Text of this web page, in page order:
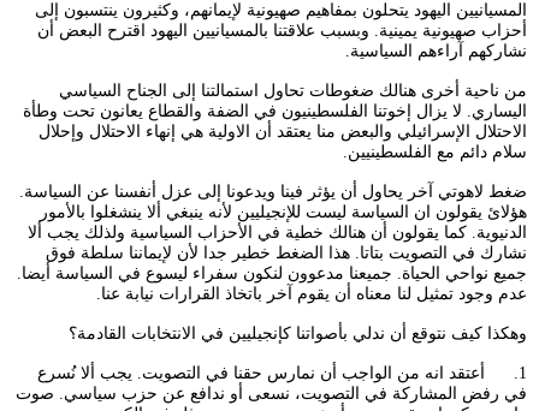
المسيانيين اليهود يتحلون بمفاهيم صهيونية لإيمانهم، وكثيرون ينتسبون إلى
أحزاب صهيونية يمينية. وبسبب علاقتنا بالمسيانيين اليهود اقترح البعض أن
نشاركهم آراءهم السياسية.
من ناحية أخرى هنالك ضغوطات تحاول استمالتنا إلى الجناح السياسي
اليساري. لا يزال إخوتنا الفلسطينيون في الضفة والقطاع يعانون تحت وطأة
الاحتلال الإسرائيلي والبعض منا يعتقد أن الاولية هي إنهاء الاحتلال وإحلال
سلام دائم مع الفلسطينيين.
ضغط لاهوتي آخر يحاول أن يؤثر فينا ويدعونا إلى عزل أنفسنا عن السياسة.
هؤلائ يقولون ان السياسة ليست للإنجيليين لأنه ينبغي ألا ينشغلوا بالأمور
الدنيوية. كما يقولون أن هنالك خطية في الأحزاب السياسية ولذلك يجب ألا
نشارك في التصويت بتاتا. هذا الضغط خطير جدا لأن لإيماننا سلطة فوق
جميع نواحي الحياة. جميعنا مدعوون لنكون سفراء ليسوع في السياسة أيضا.
عدم وجود تمثيل لنا معناه أن يقوم آخر باتخاذ القرارات نيابة عنا.
وهكذا كيف نتوقع أن ندلي بأصواتنا كإنجيليين في الانتخابات القادمة؟
1. أعتقد انه من الواجب أن نمارس حقنا في التصويت. يجب ألا نُسرع
في رفض المشاركة في التصويت، نسعى أو ندافع عن حزب سياسي. صوت